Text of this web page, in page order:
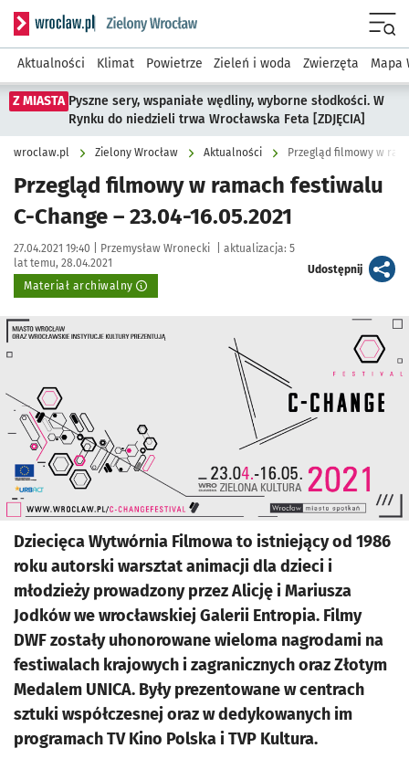
Serwis informacyjny wroclaw.pl podserwis: Środowisko we
Aktualności Klimat Powietrze Zieleń i woda Zwierzęta Mapa
Z MIASTA Pyszne sery, wspaniałe wędliny, wyborne słodkości. W
Rynku do niedzieli trwa Wrocławska Feta [ZDJĘCIA]
wroclaw.pl Zielony Wrocław Aktualności Przegląd filmowy w
Przegląd filmowy w ramach festiwalu
C-Change – 23.04-16.05.2021
Data publikacji:
27.04.2021 19:40 | Autor:
Przemysław Wronecki aktualizacja: 5
lat temu, 28.04.2021
Materiał archiwalny
Udostępnijartykuł
Kliknij, aby powiększyć
Dziecięca Wytwórnia Filmowa to istniejący od 1986
roku autorski warsztat animacji dla dzieci i
młodzieży prowadzony przez Alicję i Mariusza
Jodków we wrocławskiej Galerii Entropia. Filmy
DWF zostały uhonorowane wieloma nagrodami na
festiwalach krajowych i zagranicznych oraz Złotym
Medalem UNICA. Były prezentowane w centrach
sztuki współczesnej oraz w dedykowanych im
programach TV Kino Polska i TVP Kultura.